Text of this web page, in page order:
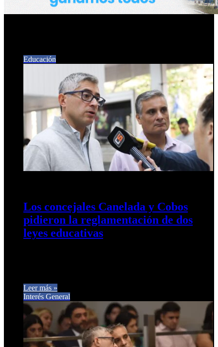
Educación
Los concejales Canelada y Cobos
pidieron la reglamentación de dos
leyes educativas
Leer más »
Interés General